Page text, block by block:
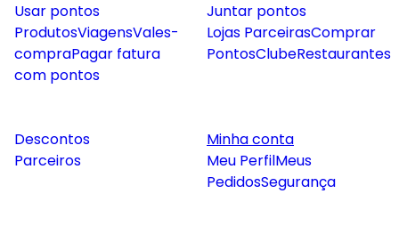
Usar pontos
ProdutosViagensVales-
compraPagar fatura
com pontos
Juntar pontos
Lojas ParceirasComprar
PontosClubeRestaurantes
Descontos
Parceiros
Minha conta
Meu PerfilMeus
PedidosSegurança